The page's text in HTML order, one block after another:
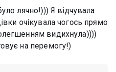
лячно!))) Я відчувала
очікувала чогось прямо
видихнула))))
на перемогу!)